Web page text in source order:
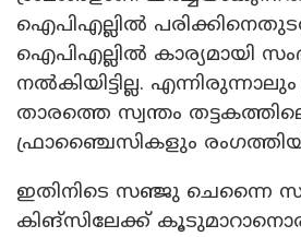
ഐപിഎല്ലിൽ
ഐപിഎല്ലിൽ കാര്യമായി
നൽകിയിട്ടില്ല.
താരത്തെ സ്വന്തം
ഫ്രാഞ്ചൈസികളും
ഇതിനിടെ സഞ്ജു ചെന്നൈ
കിങ്‌സിലേക്ക്